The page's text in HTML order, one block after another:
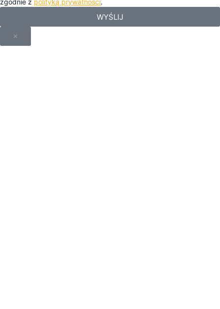
zgodnie z polityką prywatności.
WYŚLIJ